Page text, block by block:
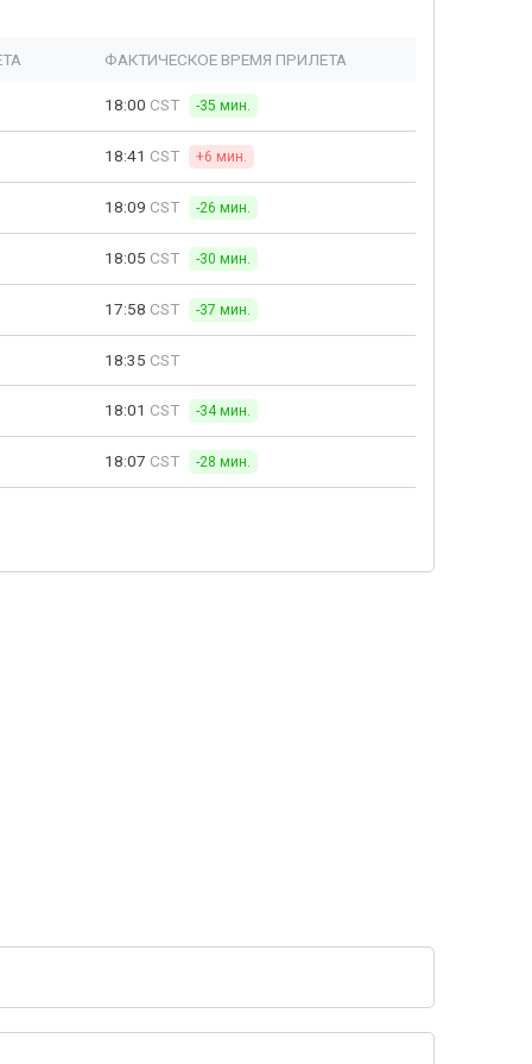
ФАКТИЧЕСКОЕ ВРЕМЯ ПРИЛЕТА
18:00 CST -35 мин.
18:41 CST +6 мин.
18:09 CST -26 мин.
18:05 CST -30 мин.
17:58 CST -37 мин.
18:35 CST
18:01 CST -34 мин.
18:07 CST -28 мин.